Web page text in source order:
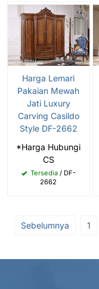
Harga Lemari
Pakaian Mewah
Jati Luxury
Carving Casildo
Style DF-2662
*Harga Hubungi
CS
Tersedia/ DF-
2662
Sebelumnya 1